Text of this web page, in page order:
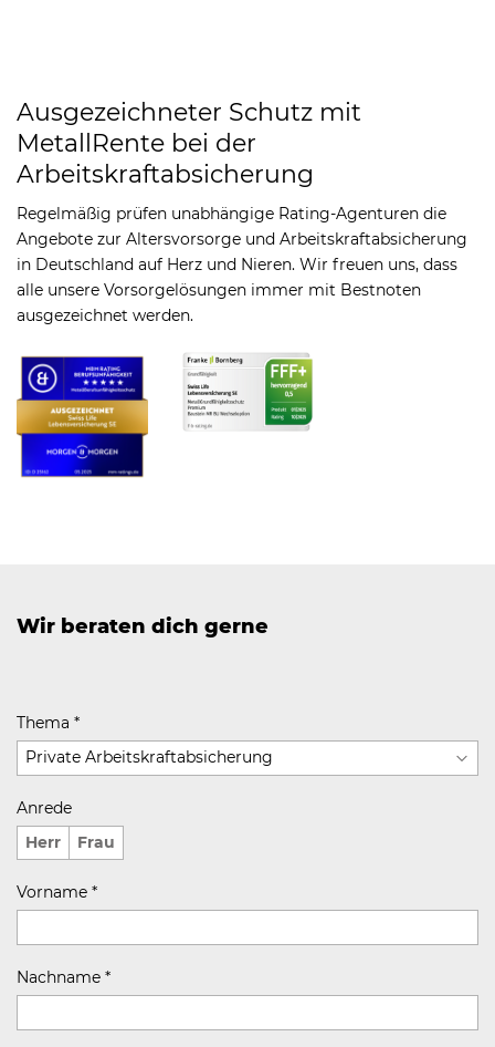
Ausgezeichneter Schutz mit
MetallRente bei der
Arbeitskraftabsicherung
Regelmäßig prüfen unabhängige Rating-Agenturen die
Angebote zur Altersvorsorge und Arbeitskraftabsicherung
in Deutschland auf Herz und Nieren. Wir freuen uns, dass
alle unsere Vorsorgelösungen immer mit Bestnoten
ausgezeichnet werden.
Wir beraten dich gerne
Thema *
Anrede
Herr
Frau
Vorname *
Nachname *